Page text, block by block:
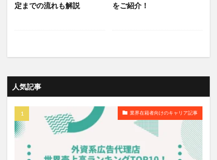
定までの流れも解説
をご紹介！
人気記事
業界在籍者向けのキャリア記事